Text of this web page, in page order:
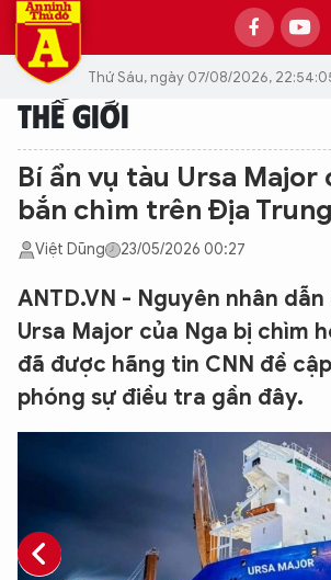
Thứ Sáu, ngày 07/08/2026,
THẾ GIỚI
Bí ẩn vụ tàu Ursa Major
bắn chìm trên Địa
Việt Dũng 23/05/2026 00:27
ANTD.VN - Nguyên nhân
Ursa Major của Nga bị chìm
đã được hãng tin CNN đề
phóng sự điều tra gần đây.